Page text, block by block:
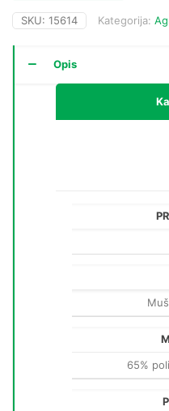
SKU: 15614 Kategorija:
Opis
65%